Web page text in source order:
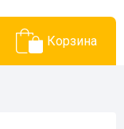
Корзина